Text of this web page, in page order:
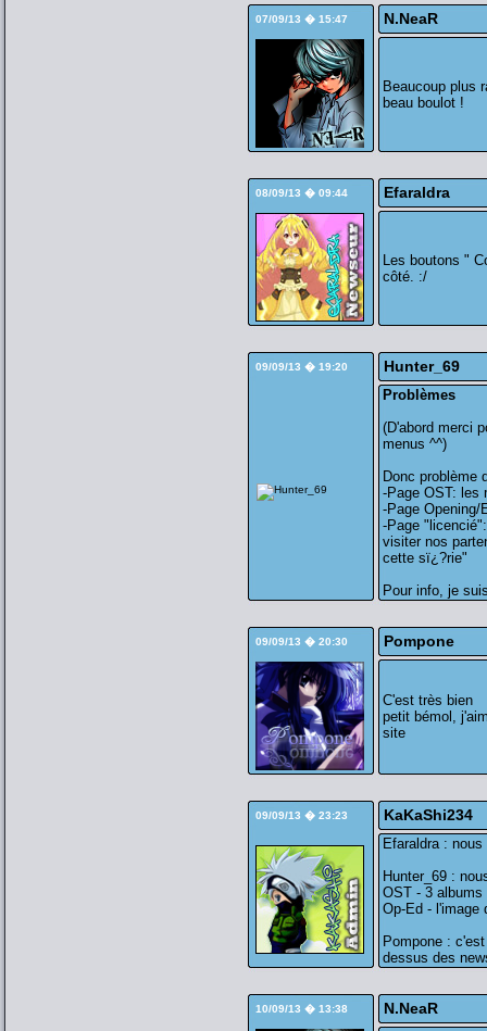
07/09/13 � 15:47 N.NeaR
Beaucoup plus
beau boulot !
08/09/13 � 09:44 Efaraldra
Les boutons "
côté. :/
09/09/13 � 19:20 Hunter_69
Problèmes
(D'abord merci
menus ^^)
Donc problème
-Page OST: les
-Page Opening/
-Page
visiter nos
cette sï¿?rie"
Pour info, je
09/09/13 � 20:30 Pompone
C'est très bien
petit bémol,
site
09/09/13 � 23:23 KaKaShi234
Efaraldra :
Hunter_69 :
OST - 3
Op-Ed - l'image
Pompone :
dessus des
10/09/13 � 13:38 N.NeaR